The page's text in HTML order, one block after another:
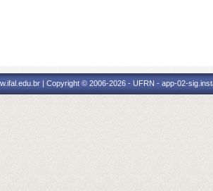
| Copyright © 2006-2026 - UFRN - app-02-